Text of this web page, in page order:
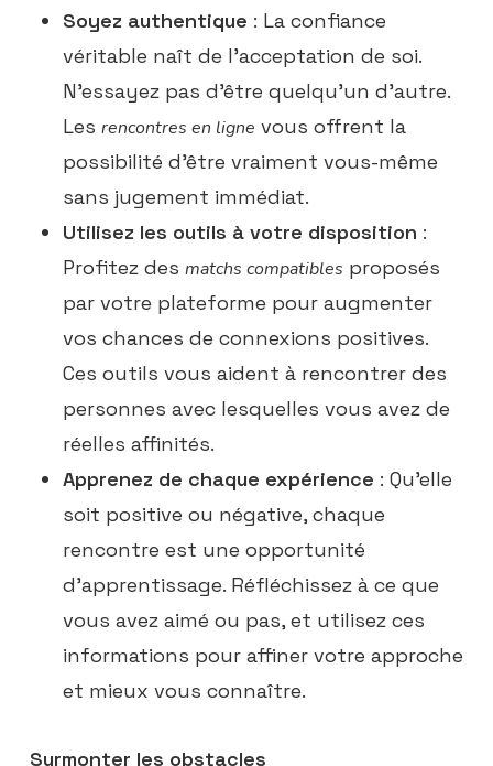
Soyez authentique : La confiance
véritable naît de l’acceptation de soi.
N’essayez pas d’être quelqu’un d’autre.
Les rencontres en ligne vous offrent la
possibilité d’être vraiment vous-même
sans jugement immédiat.
Utilisez les outils à votre disposition :
Profitez des matchs compatibles proposés
par votre plateforme pour augmenter
vos chances de connexions positives.
Ces outils vous aident à rencontrer des
personnes avec lesquelles vous avez de
réelles affinités.
Apprenez de chaque expérience : Qu’elle
soit positive ou négative, chaque
rencontre est une opportunité
d’apprentissage. Réfléchissez à ce que
vous avez aimé ou pas, et utilisez ces
informations pour affiner votre approche
et mieux vous connaître.
Surmonter les obstacles